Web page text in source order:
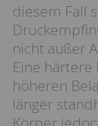
diesem Fall
nicht außer
Eine
höheren
länger